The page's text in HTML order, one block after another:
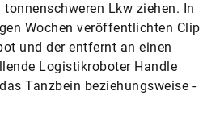
Lkw ziehen. In
Wochen veröffentlichten Clip
und der entfernt an einen
Logistikroboter Handle
Tanzbein beziehungsweise -